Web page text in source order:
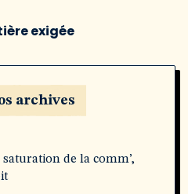
exigée
archives
de la comm’,